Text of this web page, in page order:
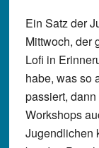
Ein Satz der
Mittwoch, der
Lofi in
habe, was so
passiert,
Workshops
Jugendlichen